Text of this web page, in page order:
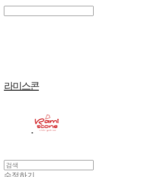
라미스콘
수정하기